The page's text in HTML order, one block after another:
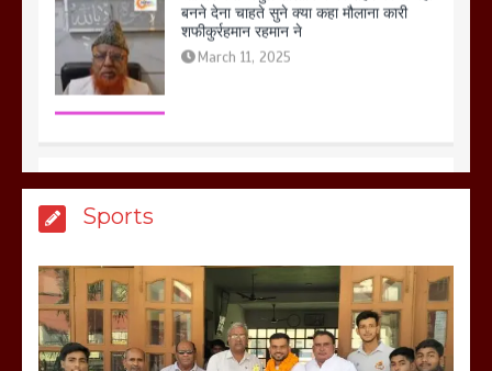
बिजली विभाग से परेशान होकर बागपत में एक संत
ने सरकार को दी आमरण अनशन की चेतावनी
March 8, 2025
Sports